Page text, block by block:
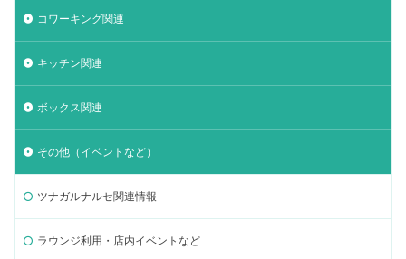
コワーキング関連
キッチン関連
ボックス関連
その他（イベントなど）
ツナガルナルセ関連情報
ラウンジ利用・店内イベントなど